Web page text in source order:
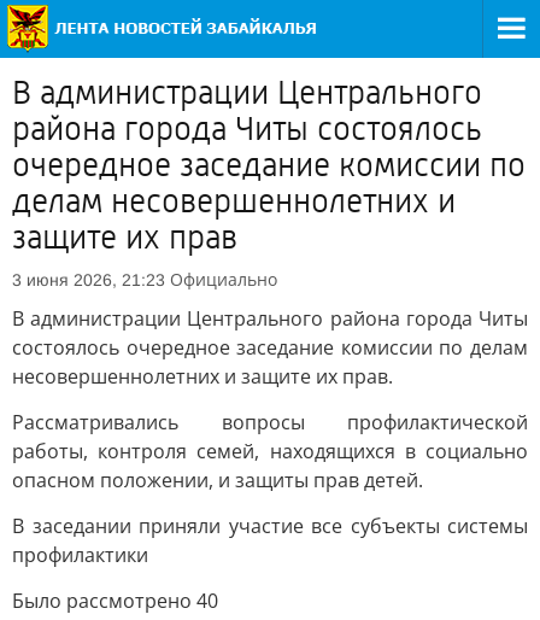
В администрации Центрального
района города Читы состоялось
очередное заседание комиссии по
делам несовершеннолетних и
защите их прав
3 июня 2026, 21:23 Официально
В администрации Центрального района города Читы
состоялось очередное заседание комиссии по делам
несовершеннолетних и защите их прав.
Рассматривались вопросы профилактической
работы, контроля семей, находящихся в социально
опасном положении, и защиты прав детей.
В заседании приняли участие все субъекты системы
профилактики
Было рассмотрено 40